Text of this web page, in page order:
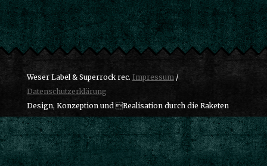
Weser Label & Superrock rec. Impressum/
Datenschutzerklärung
Design, Konzeption und Realisation durch die Raketen